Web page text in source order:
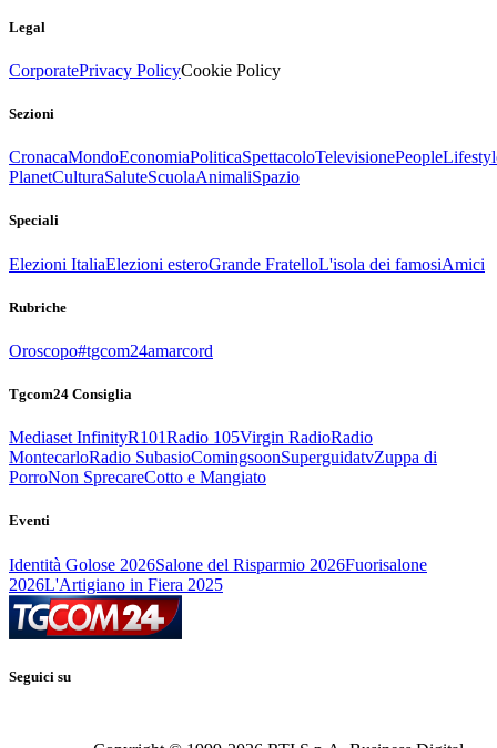
Legal
CorporatePrivacy PolicyCookie Policy
Sezioni
CronacaMondoEconomiaPoliticaSpettacoloTelevisionePeople
PlanetCulturaSaluteScuolaAnimaliSpazio
Speciali
Elezioni ItaliaElezioni esteroGrande FratelloL'isola dei famosiAmici
Rubriche
Oroscopo#tgcom24amarcord
Tgcom24 Consiglia
Mediaset InfinityR101Radio 105Virgin RadioRadio
MontecarloRadio SubasioComingsoonSuperguidatvZuppa di
PorroNon SprecareCotto e Mangiato
Eventi
Identità Golose 2026Salone del Risparmio 2026Fuorisalone
2026L'Artigiano in Fiera 2025
Seguici su